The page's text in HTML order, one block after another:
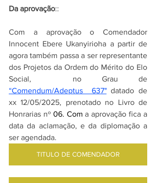
Da aprovação::
Com a aprovação o Comendador
Innocent Ebere Ukanyirioha a partir de
agora também passa a ser representante
dos Projetos da Ordem do Mérito do Elo
“Comendum/Adeptus  637" datado de
xx 12/05/2025, prenotado no Livro de
Honrarias nº 06. Com a aprovação fica a
data da aclamação, e da diplomação a
ser agendada.
TITULO DE COMENDADOR